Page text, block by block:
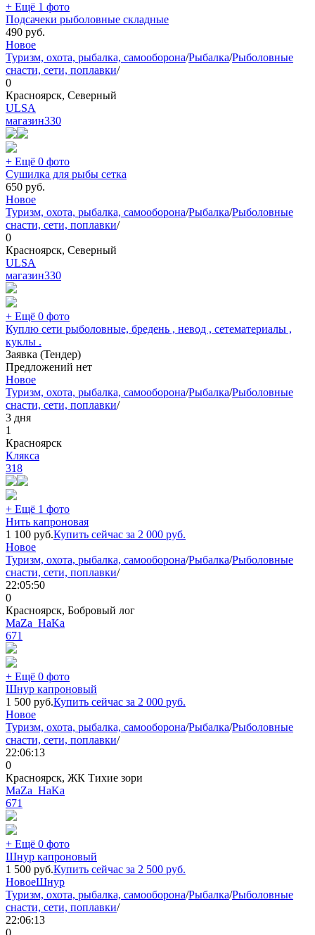
+ Ещё 1 фото
Подсачеки рыболовные складные
490 руб.
Новое
Туризм, охота, рыбалка, самооборона/Рыбалка/Рыболовные
снасти, сети, поплавки/
0
Красноярск, Северный
ULSA
магазин330
+ Ещё 0 фото
Сушилка для рыбы сетка
650 руб.
Новое
Туризм, охота, рыбалка, самооборона/Рыбалка/Рыболовные
снасти, сети, поплавки/
0
Красноярск, Северный
ULSA
магазин330
+ Ещё 0 фото
Куплю сети рыболовные, бредень , невод , сетематериалы ,
куклы .
Заявка (Тендер)
Предложений нет
Новое
Туризм, охота, рыбалка, самооборона/Рыбалка/Рыболовные
снасти, сети, поплавки/
3 дня
1
Красноярск
Клякса
318
+ Ещё 1 фото
Нить капроновая
1 100 руб.Купить сейчас за 2 000 руб.
Новое
Туризм, охота, рыбалка, самооборона/Рыбалка/Рыболовные
снасти, сети, поплавки/
22:05:50
0
Красноярск, Бобровый лог
MaZa_HaKa
671
+ Ещё 0 фото
Шнур капроновый
1 500 руб.Купить сейчас за 2 000 руб.
Новое
Туризм, охота, рыбалка, самооборона/Рыбалка/Рыболовные
снасти, сети, поплавки/
22:06:13
0
Красноярск, ЖК Тихие зори
MaZa_HaKa
671
+ Ещё 0 фото
Шнур капроновый
1 500 руб.Купить сейчас за 2 500 руб.
НовоеШнур
Туризм, охота, рыбалка, самооборона/Рыбалка/Рыболовные
снасти, сети, поплавки/
22:06:13